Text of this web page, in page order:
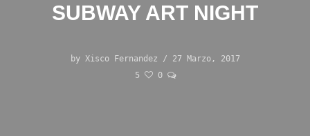
SUBWAY ART NIGHT
by Xisco Fernandez /
27 Marzo, 2017
5
0